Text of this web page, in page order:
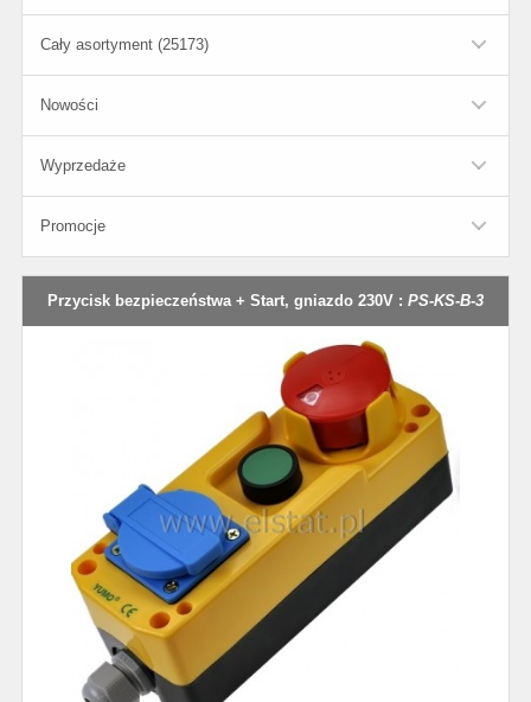
Cały asortyment (25173)
Nowości
Wyprzedaże
Promocje
Przycisk bezpieczeństwa + Start, gniazdo 230V : PS-KS-B-3